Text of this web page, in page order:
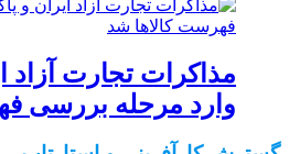
مذاکرات تجارت آزاد
وارد مرحله بررسی